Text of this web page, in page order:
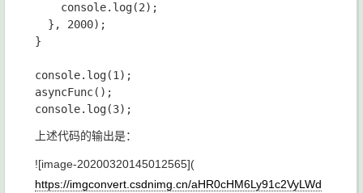
    console.log(2);
  }, 2000);
}
console.log(1);
asyncFunc();
上述代码的输出是：
![image-20200320145012565](
https://imgconvert.csdnimg.cn/aHR0cHM6Ly91c2VyLWd